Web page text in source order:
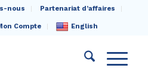
nous Partenariat d’affaires
Compte English